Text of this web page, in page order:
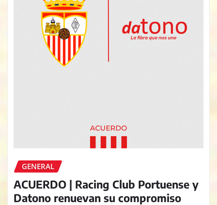
GENERAL
ACUERDO | Racing Club Portuense y
Datono renuevan su compromiso